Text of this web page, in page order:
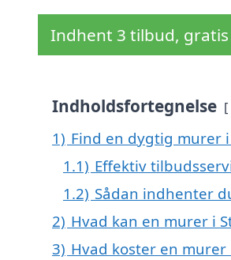
Indhent 3 tilbud,
Indholdsfortegnelse
1) Find en dygtig murer
1.1) Effektiv
1.2) Sådan indhenter
2) Hvad kan en murer i
3) Hvad koster en murer